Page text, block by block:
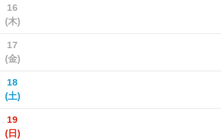
16
(木)
17
(金)
18
(土)
19
(日)